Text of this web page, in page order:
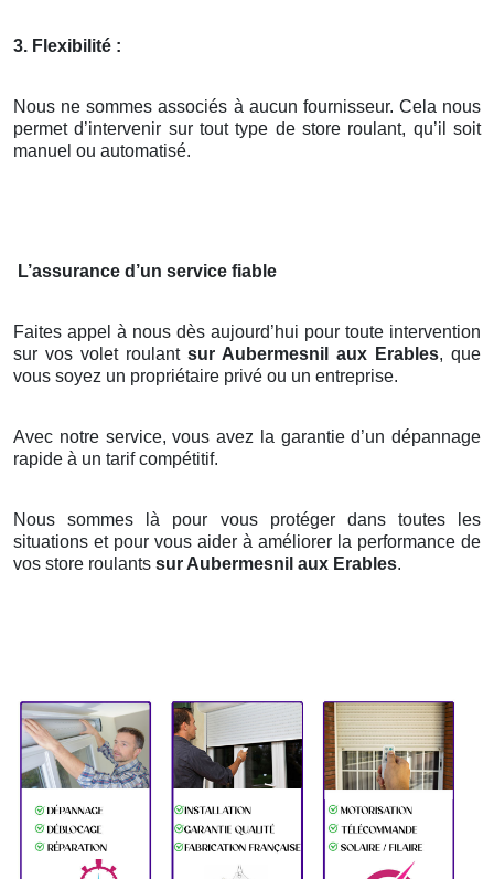
3. Flexibilité :
Nous ne sommes associés à aucun fournisseur. Cela nous
permet d’intervenir sur tout type de store roulant, qu’il soit
manuel ou automatisé.
L’assurance d’un service fiable
Faites appel à nous dès aujourd’hui pour toute intervention
sur vos volet roulant sur Aubermesnil aux Erables, que
vous soyez un propriétaire privé ou un entreprise.
Avec notre service, vous avez la garantie d’un dépannage
rapide à un tarif compétitif.
Nous sommes là pour vous protéger dans toutes les
situations et pour vous aider à améliorer la performance de
vos store roulants sur Aubermesnil aux Erables.